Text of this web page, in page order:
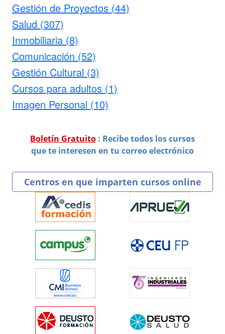
Gestión de Proyectos (44)
Salud (307)
Inmobiliaria (8)
Comunicación (52)
Gestión Cultural (3)
Cursos para adultos (1)
Imagen Personal (10)
Boletín Gratuito : Recibe todos los cursos
que te interesen en tu correo electrónico
Centros en que imparten cursos online